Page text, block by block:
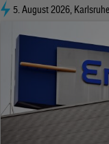
5. August 2026, Karlsruhe